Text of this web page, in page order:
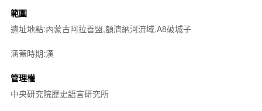
範圍
遺址地點:內蒙古阿拉善盟,額濟納河流域,A8破城子
涵蓋時期:漢
管理權
中央研究院歷史語言研究所